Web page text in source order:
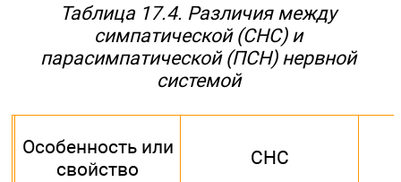
Таблица 17.4. Различия между
симпатической (СНС) и
парасимпатической (ПСН) нервной
системой
Особенность или
свойство
СНС